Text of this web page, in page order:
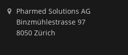
Pharmed Solutions AG
Binzmühlestrasse 97
8050 Zürich